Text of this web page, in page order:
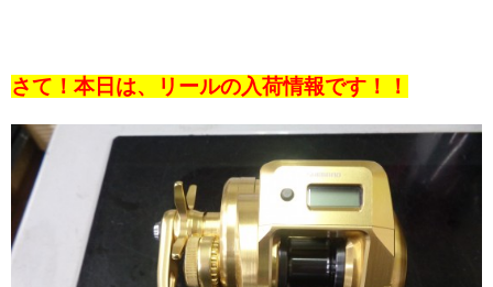
さて！本日は、リールの入荷情報です！！